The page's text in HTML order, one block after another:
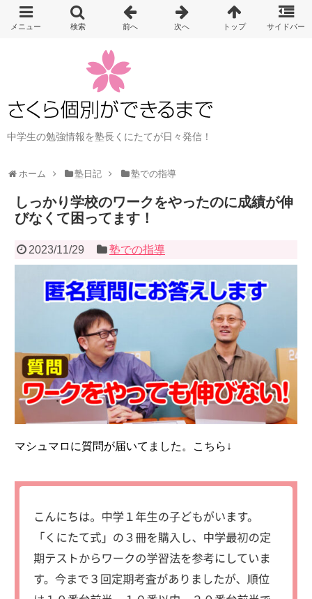
中学生の勉強情報を塾長くにたてが日々発信！
ホーム 塾日記 塾での指導
しっかり学校のワークをやったのに成績が伸
びなくて困ってます！
2023/11/29 塾での指導
マシュマロに質問が届いてました。こちら↓